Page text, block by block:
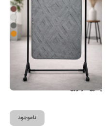
پادری خز لوزی
ناموجود